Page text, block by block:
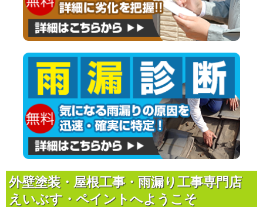
外壁塗装・屋根工事・雨漏り工事専門店
えいぶす・ペイントへようこそ